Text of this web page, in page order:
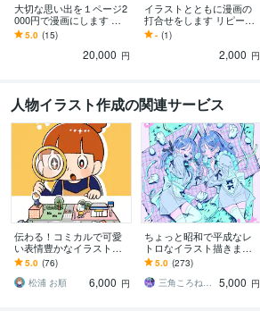
大切な思い出を１ページ2
000円で漫画にします 忘
れられない思いを漫画に
して残しておきませんか
5.0 (15)
20,000 円
イラストとともに漫画の
打合せをします リピータ
ー様専用のサービスです
- (1)
2,000 円
人物イラスト作成の関連サービス
伝わる！コミカルで可愛
い表情豊かなイラスト描
きます 挿絵・チラシ・リ
ーフレット・HP等 / 大量
注文実績あり！
5.0 (76)
松浦 お順
6,000 円
ちょっと昭和で平成なレ
トロなイラスト描きます
昭和・平成レトロ☆ネオ
ン☆パステル
5.0 (273)
三角ころねる☆プロフ必読願います
5,000 円